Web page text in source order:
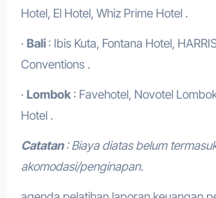
Hotel, El Hotel, Whiz Prime Hotel .
· Bali : Ibis Kuta, Fontana Hotel,
Conventions .
· Lombok: Favehotel, Novotel
Hotel .
Catatan: Biaya diatas belum
akomodasi/penginapan.